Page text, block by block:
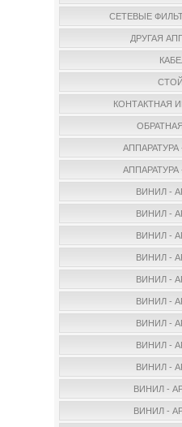
СЕТЕВЫЕ
ДРУГАЯ
КОНТАКТНАЯ
АППАРАТУРА
АППАРАТУРА
ВИНИЛ -
ВИНИЛ -
ВИНИЛ -
ВИНИЛ -
ВИНИЛ -
ВИНИЛ -
ВИНИЛ -
ВИНИЛ -
ВИНИЛ -
ВИНИЛ -
ВИНИЛ -